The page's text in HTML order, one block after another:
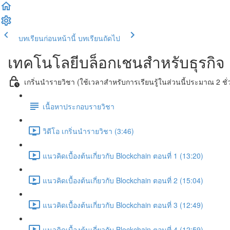
บทเรียนก่อนหน้านี้ บทเรียนถัดไป
เทคโนโลยีบล็อกเชนสำหรับธุรกิจ
เกริ่นนำรายวิชา (ใช้เวลาสำหรับการเรียนรู้ในส่วนนี้ประมาณ 2 ชั่
เนื้อหาประกอบรายวิชา
วิดีโอ เกริ่นนำรายวิชา (3:46)
แนวคิดเบื้องต้นเกี่ยวกับ Blockchain ตอนที่ 1 (13:20)
แนวคิดเบื้องต้นเกี่ยวกับ Blockchain ตอนที่ 2 (15:04)
แนวคิดเบื้องต้นเกี่ยวกับ Blockchain ตอนที่ 3 (12:49)